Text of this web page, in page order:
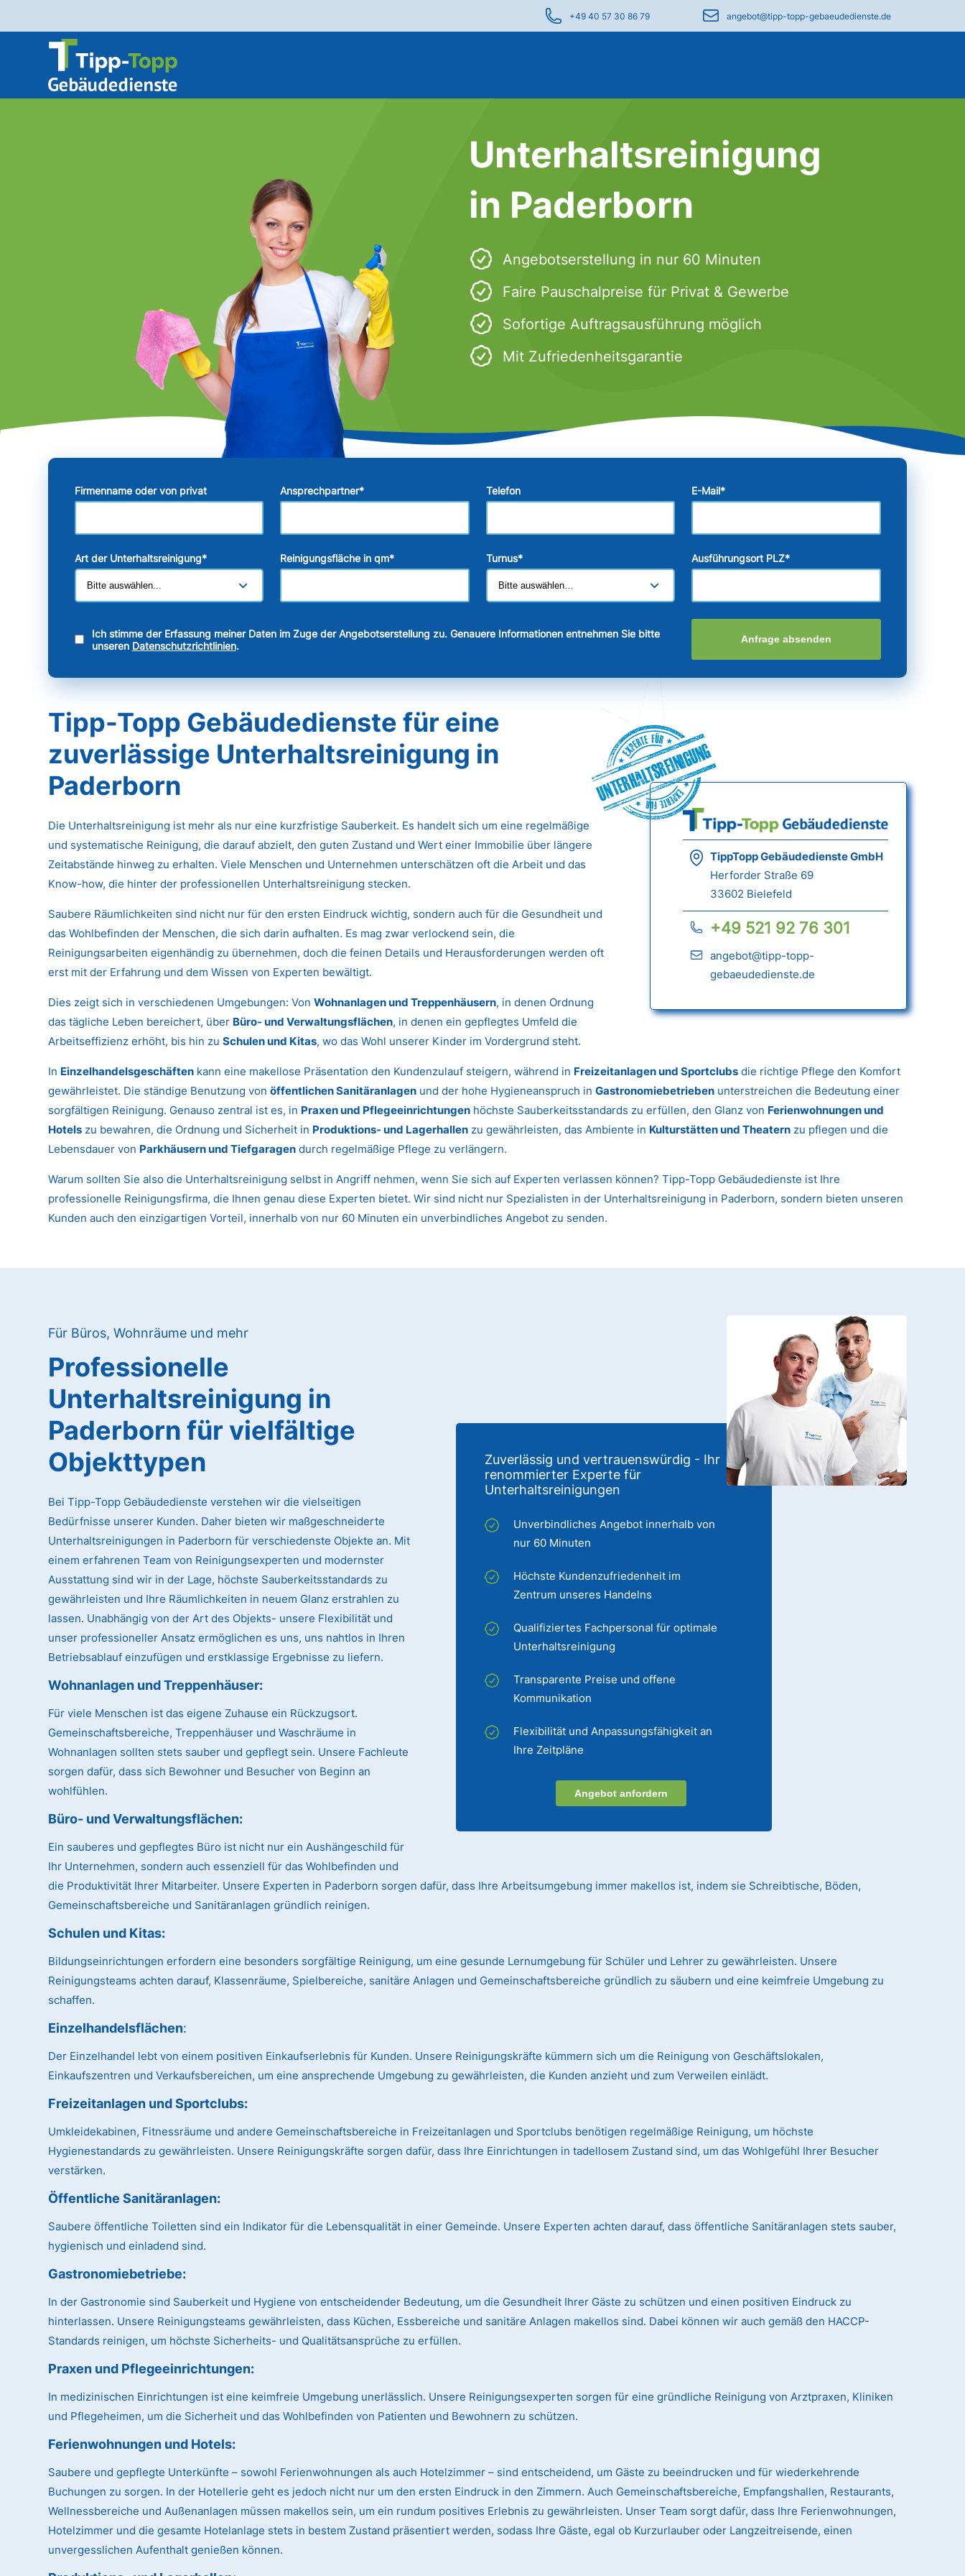
+49 40 57 30 86 79 angebot@tipp-topp-gebaeudedienste.de
Unterhaltsreinigung
in Paderborn
Angebotserstellung in nur 60 Minuten
Faire Pauschalpreise für Privat & Gewerbe
Sofortige Auftragsausführung möglich
Mit Zufriedenheitsgarantie
Firmenname oder von privat Ansprechpartner* Telefon E-Mail*
Art der Unterhaltsreinigung* Reinigungsfläche in qm* Turnus* Ausführungsort PLZ*
Ich stimme der Erfassung meiner Daten im Zuge der Angebotserstellung zu. Genauere Informationen entnehmen Sie bitte
unseren Datenschutzrichtlinien.
Anfrage absenden
Tipp-Topp Gebäudedienste für eine
zuverlässige Unterhaltsreinigung in
Paderborn
Unterhaltsreinigung
TippTopp Gebäudedienste GmbH
Herforder Straße 69
33602 Bielefeld
+49 521 92 76 301
angebot@tipp-topp-
gebaeudedienste.de
Die Unterhaltsreinigung ist mehr als nur eine kurzfristige Sauberkeit. Es handelt sich um eine regelmäßige
und systematische Reinigung, die darauf abzielt, den guten Zustand und Wert einer Immobilie über längere
Zeitabstände hinweg zu erhalten. Viele Menschen und Unternehmen unterschätzen oft die Arbeit und das
Know-how, die hinter der professionellen Unterhaltsreinigung stecken.
Saubere Räumlichkeiten sind nicht nur für den ersten Eindruck wichtig, sondern auch für die Gesundheit und
das Wohlbefinden der Menschen, die sich darin aufhalten. Es mag zwar verlockend sein, die
Reinigungsarbeiten eigenhändig zu übernehmen, doch die feinen Details und Herausforderungen werden oft
erst mit der Erfahrung und dem Wissen von Experten bewältigt.
Dies zeigt sich in verschiedenen Umgebungen: VonWohnanlagen und Treppenhäusern, in denen Ordnung
das tägliche Leben bereichert, über Büro- und Verwaltungsflächen, in denen ein gepflegtes Umfeld die
Arbeitseffizienz erhöht, bis hin zuSchulen und Kitas, wo das Wohl unserer Kinder im Vordergrund steht.
In Einzelhandelsgeschäften kann eine makellose Präsentation den Kundenzulauf steigern, während in Freizeitanlagen und Sportclubs die richtige Pflege den Komfort
gewährleistet. Die ständige Benutzung vonöffentlichen Sanitäranlagen und der hohe Hygieneanspruch inGastronomiebetrieben unterstreichen die Bedeutung einer
sorgfältigen Reinigung. Genauso zentral ist es, in Praxen und Pflegeeinrichtungen höchste Sauberkeitsstandards zu erfüllen, den Glanz von Ferienwohnungen und
Hotels zu bewahren, die Ordnung und Sicherheit in Produktions- und Lagerhallen zu gewährleisten, das Ambiente in Kulturstätten und Theatern zu pflegen und die
Lebensdauer von Parkhäusern und Tiefgaragen durch regelmäßige Pflege zu verlängern.
Warum sollten Sie also die Unterhaltsreinigung selbst in Angriff nehmen, wenn Sie sich auf Experten verlassen können? Tipp-Topp Gebäudedienste ist Ihre
professionelle Reinigungsfirma, die Ihnen genau diese Experten bietet. Wir sind nicht nur Spezialisten in der Unterhaltsreinigung in Paderborn, sondern bieten unseren
Kunden auch den einzigartigen Vorteil, innerhalb von nur 60 Minuten ein unverbindliches Angebot zu senden.
Für Büros, Wohnräume und mehr
Zuverlässig und vertrauenswürdig - Ihr
renommierter Experte für
Unterhaltsreinigungen
Unverbindliches Angebot innerhalb von
nur 60 Minuten
Höchste Kundenzufriedenheit im
Zentrum unseres Handelns
Qualifiziertes Fachpersonal für optimale
Unterhaltsreinigung
Transparente Preise und offene
Kommunikation
Flexibilität und Anpassungsfähigkeit an
Ihre Zeitpläne
Angebot anfordern
Professionelle
Unterhaltsreinigung in
Paderbornfür vielfältige
Objekttypen
Bei Tipp-Topp Gebäudedienste verstehen wir die vielseitigen
Bedürfnisse unserer Kunden. Daher bieten wir maßgeschneiderte
Unterhaltsreinigungen in Paderborn für verschiedenste Objekte an. Mit
einem erfahrenen Team von Reinigungsexperten und modernster
Ausstattung sind wir in der Lage, höchste Sauberkeitsstandards zu
gewährleisten und Ihre Räumlichkeiten in neuem Glanz erstrahlen zu
lassen. Unabhängig von der Art des Objekts- unsere Flexibilität und
unser professioneller Ansatz ermöglichen es uns, uns nahtlos in Ihren
Betriebsablauf einzufügen und erstklassige Ergebnisse zu liefern.
Wohnanlagen und Treppenhäuser:
Für viele Menschen ist das eigene Zuhause ein Rückzugsort.
Gemeinschaftsbereiche, Treppenhäuser und Waschräume in
Wohnanlagen sollten stets sauber und gepflegt sein. Unsere Fachleute
sorgen dafür, dass sich Bewohner und Besucher von Beginn an
wohlfühlen.
Büro- und Verwaltungsflächen:
Ein sauberes und gepflegtes Büro ist nicht nur ein Aushängeschild für
Ihr Unternehmen, sondern auch essenziell für das Wohlbefinden und
die Produktivität Ihrer Mitarbeiter. Unsere Experten in Paderborn sorgen dafür, dass Ihre Arbeitsumgebung immer makellos ist, indem sie Schreibtische, Böden,
Gemeinschaftsbereiche und Sanitäranlagen gründlich reinigen.
Schulen und Kitas:
Bildungseinrichtungen erfordern eine besonders sorgfältige Reinigung, um eine gesunde Lernumgebung für Schüler und Lehrer zu gewährleisten. Unsere
Reinigungsteams achten darauf, Klassenräume, Spielbereiche, sanitäre Anlagen und Gemeinschaftsbereiche gründlich zu säubern und eine keimfreie Umgebung zu
schaffen.
Einzelhandelsflächen:
Der Einzelhandel lebt von einem positiven Einkaufserlebnis für Kunden. Unsere Reinigungskräfte kümmern sich um die Reinigung von Geschäftslokalen,
Einkaufszentren und Verkaufsbereichen, um eine ansprechende Umgebung zu gewährleisten, die Kunden anzieht und zum Verweilen einlädt.
Freizeitanlagen und Sportclubs:
Umkleidekabinen, Fitnessräume und andere Gemeinschaftsbereiche in Freizeitanlagen und Sportclubs benötigen regelmäßige Reinigung, um höchste
Hygienestandards zu gewährleisten. Unsere Reinigungskräfte sorgen dafür, dass Ihre Einrichtungen in tadellosem Zustand sind, um das Wohlgefühl Ihrer Besucher
verstärken.
Öffentliche Sanitäranlagen:
Saubere öffentliche Toiletten sind ein Indikator für die Lebensqualität in einer Gemeinde. Unsere Experten achten darauf, dass öffentliche Sanitäranlagen stets sauber,
hygienisch und einladend sind.
Gastronomiebetriebe:
In der Gastronomie sind Sauberkeit und Hygiene von entscheidender Bedeutung, um die Gesundheit Ihrer Gäste zu schützen und einen positiven Eindruck zu
hinterlassen. Unsere Reinigungsteams gewährleisten, dass Küchen, Essbereiche und sanitäre Anlagen makellos sind. Dabei können wir auch gemäß den HACCP-
Standards reinigen, um höchste Sicherheits- und Qualitätsansprüche zu erfüllen.
Praxen und Pflegeeinrichtungen:
In medizinischen Einrichtungen ist eine keimfreie Umgebung unerlässlich. Unsere Reinigungsexperten sorgen für eine gründliche Reinigung von Arztpraxen, Kliniken
und Pflegeheimen, um die Sicherheit und das Wohlbefinden von Patienten und Bewohnern zu schützen.
Ferienwohnungen und Hotels:
Saubere und gepflegte Unterkünfte – sowohl Ferienwohnungen als auch Hotelzimmer – sind entscheidend, um Gäste zu beeindrucken und für wiederkehrende
Buchungen zu sorgen. In der Hotellerie geht es jedoch nicht nur um den ersten Eindruck in den Zimmern. Auch Gemeinschaftsbereiche, Empfangshallen, Restaurants,
Wellnessbereiche und Außenanlagen müssen makellos sein, um ein rundum positives Erlebnis zu gewährleisten. Unser Team sorgt dafür, dass Ihre Ferienwohnungen,
Hotelzimmer und die gesamte Hotelanlage stets in bestem Zustand präsentiert werden, sodass Ihre Gäste, egal ob Kurzurlauber oder Langzeitreisende, einen
unvergesslichen Aufenthalt genießen können.